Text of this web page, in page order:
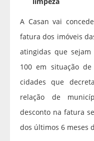
A Casan vai
fatura dos imóveis
atingidas que sejam
100 em situação
cidades que
relação de
desconto na fatura
dos últimos 6 meses